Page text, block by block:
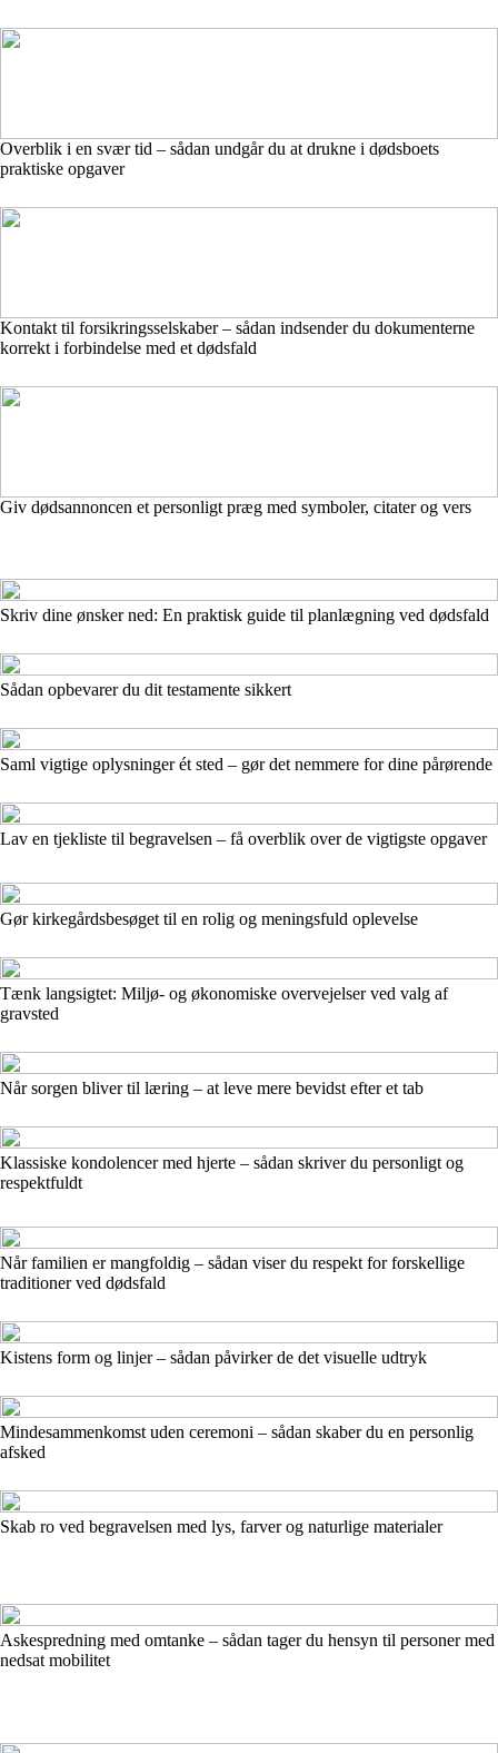
Overblik i en svær tid – sådan undgår du at drukne i dødsboets
praktiske opgaver
Kontakt til forsikringsselskaber – sådan indsender du dokumenterne
korrekt i forbindelse med et dødsfald
Giv dødsannoncen et personligt præg med symboler, citater og vers
Skriv dine ønsker ned: En praktisk guide til planlægning ved dødsfald
Sådan opbevarer du dit testamente sikkert
Saml vigtige oplysninger ét sted – gør det nemmere for dine pårørende
Lav en tjekliste til begravelsen – få overblik over de vigtigste opgaver
Gør kirkegårdsbesøget til en rolig og meningsfuld oplevelse
Tænk langsigtet: Miljø- og økonomiske overvejelser ved valg af
gravsted
Når sorgen bliver til læring – at leve mere bevidst efter et tab
Klassiske kondolencer med hjerte – sådan skriver du personligt og
respektfuldt
Når familien er mangfoldig – sådan viser du respekt for forskellige
traditioner ved dødsfald
Kistens form og linjer – sådan påvirker de det visuelle udtryk
Mindesammenkomst uden ceremoni – sådan skaber du en personlig
afsked
Skab ro ved begravelsen med lys, farver og naturlige materialer
Askespredning med omtanke – sådan tager du hensyn til personer med
nedsat mobilitet